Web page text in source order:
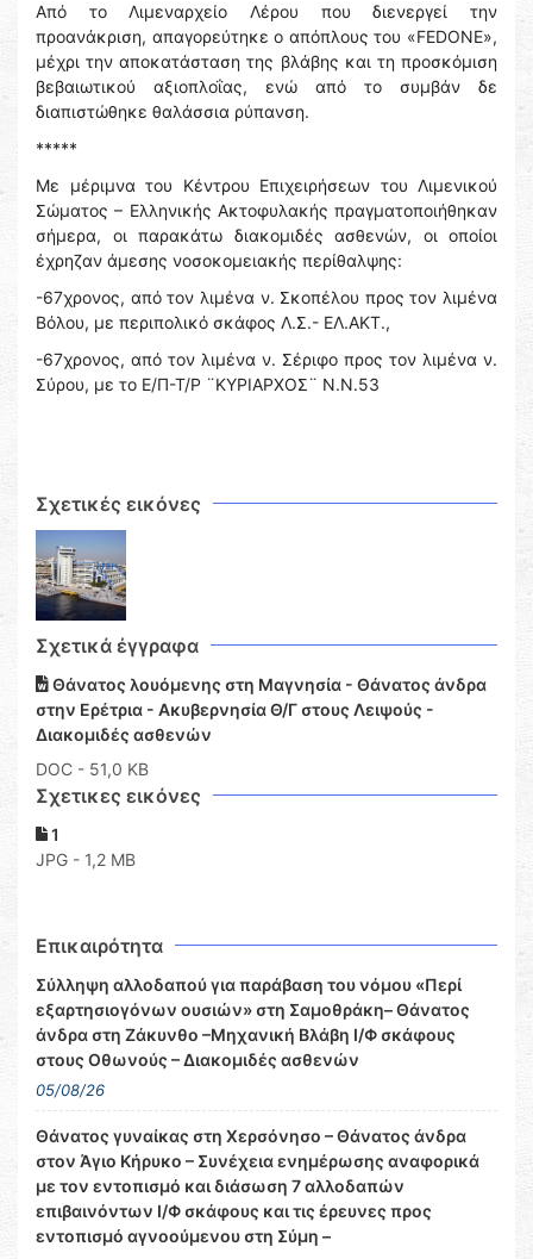
Από το Λιμεναρχείο Λέρου που διενεργεί την
προανάκριση, απαγορεύτηκε ο απόπλους του «FEDONE»,
μέχρι την αποκατάσταση της βλάβης και τη προσκόμιση
βεβαιωτικού αξιοπλοΐας, ενώ από το συμβάν δε
διαπιστώθηκε θαλάσσια ρύπανση.
*****
Με μέριμνα του Κέντρου Επιχειρήσεων του Λιμενικού
Σώματος – Ελληνικής Ακτοφυλακής πραγματοποιήθηκαν
σήμερα, οι παρακάτω διακομιδές ασθενών, οι οποίοι
έχρηζαν άμεσης νοσοκομειακής περίθαλψης:
-67χρονος, από τον λιμένα ν. Σκοπέλου προς τον λιμένα
Βόλου, με περιπολικό σκάφος Λ.Σ.- ΕΛ.ΑΚΤ.,
-67χρονος, από τον λιμένα ν. Σέριφο προς τον λιμένα ν.
Σύρου, με το Ε/Π-Τ/Ρ ¨ΚΥΡΙΑΡΧΟΣ¨ Ν.Ν.53
Σχετικές εικόνες
Σχετικά έγγραφα
Θάνατος λουόμενης στη Μαγνησία - Θάνατος άνδρα
στην Ερέτρια - Ακυβερνησία Θ/Γ στους Λειψούς -
Διακομιδές ασθενών
DOC - 51,0 KB
Σχετικες εικόνες
1
JPG - 1,2 MB
Επικαιρότητα
Σύλληψη αλλοδαπού για παράβαση του νόμου «Περί
εξαρτησιογόνων ουσιών» στη Σαμοθράκη– Θάνατος
άνδρα στη Ζάκυνθο –Μηχανική Βλάβη Ι/Φ σκάφους
στους Οθωνούς – Διακομιδές ασθενών
05/08/26
Θάνατος γυναίκας στη Χερσόνησο – Θάνατος άνδρα
στον Άγιο Κήρυκο – Συνέχεια ενημέρωσης αναφορικά
με τον εντοπισμό και διάσωση 7 αλλοδαπών
επιβαινόντων Ι/Φ σκάφους και τις έρευνες προς
εντοπισμό αγνοούμενου στη Σύμη –